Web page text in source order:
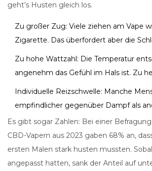
geht’s Husten gleich los.
Zu großer Zug: Viele ziehen am Vape
Zigarette. Das überfordert aber die
Zu hohe Wattzahl: Die Temperatur
angenehm das Gefühl im Hals ist. Zu
Individuelle Reizschwelle: Manche
empfindlicher gegenüber Dampf als
Es gibt sogar Zahlen: Bei einer
CBD-Vapern aus 2023 gaben 68% an,
ersten Malen stark husten mussten.
angepasst hatten, sank der Anteil auf